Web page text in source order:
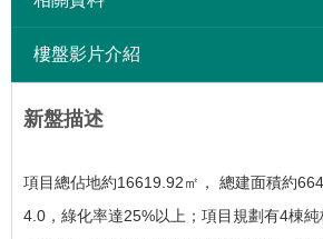
樓盤影片介紹
新盤描述
項目總佔地約16619.92㎡， 總建面積約
4.0，綠化率達25%以上；項目規劃有4棟